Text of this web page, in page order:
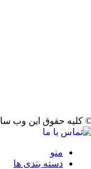
کلیه حقوق این وب
منو
دسته بندی ها